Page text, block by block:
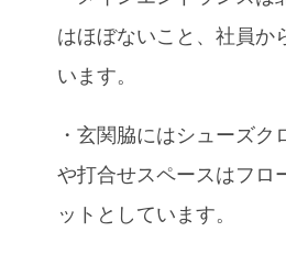
はほぼないこと、社員か
います。
・玄関脇にはシューズ
や打合せスペースはフロ
ットとしています。